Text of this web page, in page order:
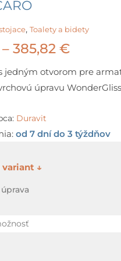
, Toalety a bidety
– 385,82 €Price
range:
337,82
385,82 €
jedným otvorom pre
úpravu
Duravit
od 7 dní do 3 týždňov